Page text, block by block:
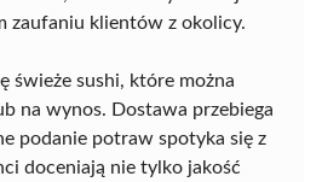
zaufaniu klientów z okolicy.
świeże sushi, które można
na wynos. Dostawa przebiega
podanie potraw spotyka się z
doceniają nie tylko jakość